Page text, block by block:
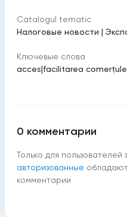
Catalogul tematic
Налоговые новости |
Ключевые слова
acces|facilitarea
0 комментарии
Только для пользователей
авторизованные
комментарии